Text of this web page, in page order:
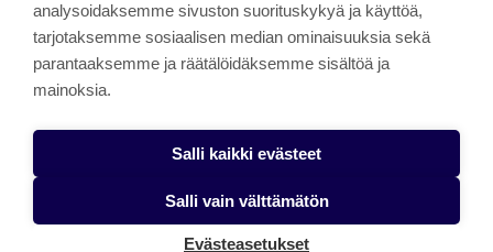
About the site
Käyttöehdot
Saavutettavuusseloste
Alasottoilmoitus
analysoidaksemme sivuston suorituskykyä ja käyttöä,
tarjotaksemme sosiaalisen median ominaisuuksia sekä
parantaaksemme ja räätälöidäksemme sisältöä ja
mainoksia.
Salli kaikki evästeet
Salli vain välttämätön
Evästeasetukset